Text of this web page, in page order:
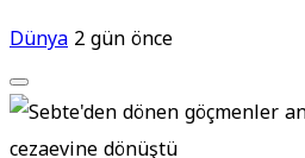
Dünya2 gün önce